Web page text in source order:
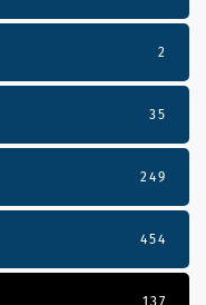
2
35
249
454
137